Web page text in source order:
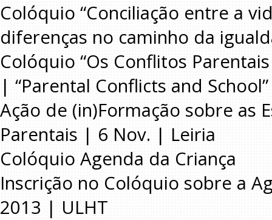
Colóquio “Conciliação entre a
diferenças no caminho da
Colóquio “Os Conflitos
| “Parental Conflicts and School”
Ação de (in)Formação sobre as
Parentais | 6 Nov. | Leiria
Colóquio Agenda da Criança
Inscrição no Colóquio sobre a
2013 | ULHT